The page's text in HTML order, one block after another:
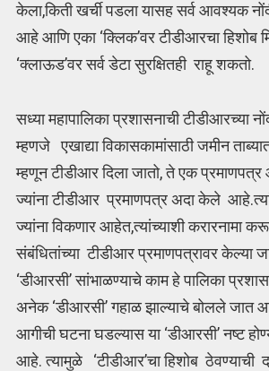
केला,किती खर्ची पडला यासह सर्व आवश्यक
आहे आणि एका ‘क्लिक’वर टीडीआरचा हिशोब
‘क्लाऊड’वर सर्व डेटा सुरक्षितही राहू शकतो.
सध्या महापालिका प्रशासनाची टीडीआरच्या
म्हणजे एखाद्या विकासकामांसाठी जमीन
म्हणून टीडीआर दिला जातो, ते एक
ज्यांना टीडीआर प्रमाणपत्र अदा केले
ज्यांना विकणार आहेत,त्यांच्याशी करारनामा
संबंधितांच्या टीडीआर प्रमाणपत्रावर केल्या
‘डीआरसी’ सांभाळण्याचे काम हे पालिका
अनेक ‘डीआरसी’ गहाळ झाल्याचे बोलले जात
आगीची घटना घडल्यास या ‘डीआरसी’ नष्ट
आहे. त्यामुळे ‘टीडीआर’चा हिशोब ठेवण्याची